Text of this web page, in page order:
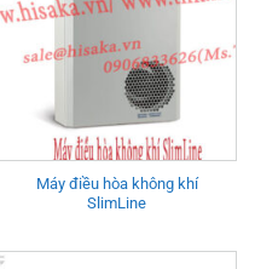
Máy điều hòa không khí
SlimLine